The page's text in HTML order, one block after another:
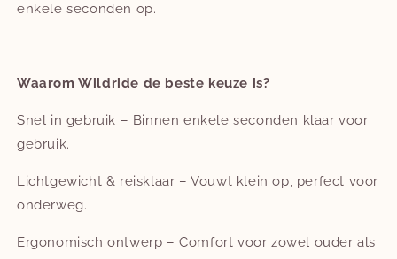
enkele seconden op.
Waarom Wildride de beste keuze is?
Snel in gebruik – Binnen enkele seconden klaar voor
gebruik.
Lichtgewicht & reisklaar – Vouwt klein op, perfect voor
onderweg.
Ergonomisch ontwerp – Comfort voor zowel ouder als